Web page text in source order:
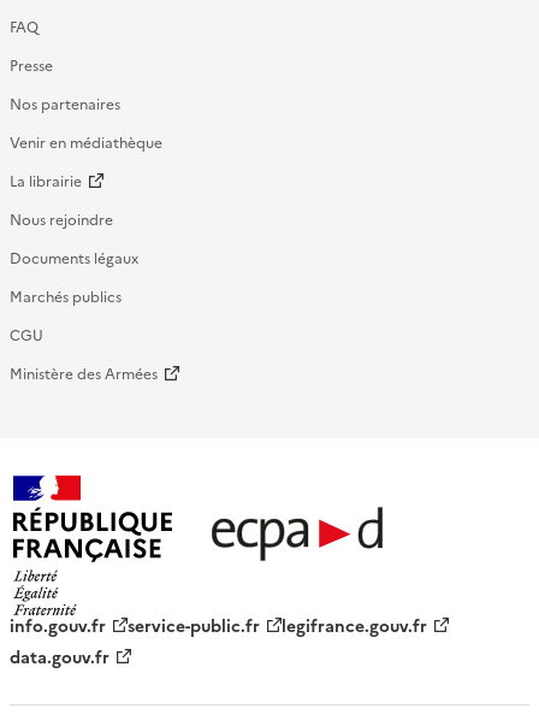
FAQ
Presse
Nos partenaires
Venir en médiathèque
La librairie
Nous rejoindre
Documents légaux
Marchés publics
CGU
Ministère des Armées
française - ECPAD
info.gouv.fr service-public.fr
legifrance.gouv.fr
data.gouv.fr